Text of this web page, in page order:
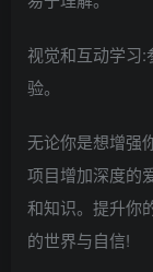
视觉和互动学习:
验。
无论你是想增强
项目增加深度的
和知识。提升你
的世界与自信!